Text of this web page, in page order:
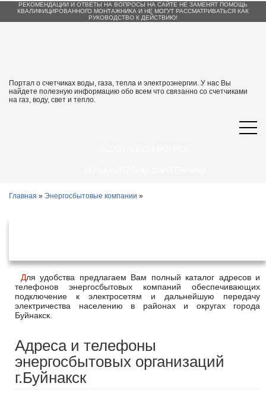
РЕКОМЕНДАЦИИ И ОТВЕТЫ НА ВОПРОСЫ НА САЙТЕ НЕ ЗАМЕНЯТ ПОМОЩЬ
КВАЛИФИЦИРОВАННОГО МОНТАЖНИКА И НЕ МОГУТ РАССМАТРИВАТЬСЯ КАК
РУКОВОДСТВО К ДЕЙСТВИЮ!
Портал о счетчиках воды, газа, тепла и электроэнергии. У нас Вы
найдете полезную информацию обо всем что связанно со счетчиками
на газ, воду, свет и тепло.
Главная » Энергосбытовые компании »
Для удобства предлагаем Вам полный каталог адресов и
телефонов энергосбытовых компаний обеспечивающих
подключение к электросетям и дальнейшую передачу
электричества населению в районах и округах города
Буйнакск.
Адреса и телефоны
энергосбытовых организаций
г.Буйнакск